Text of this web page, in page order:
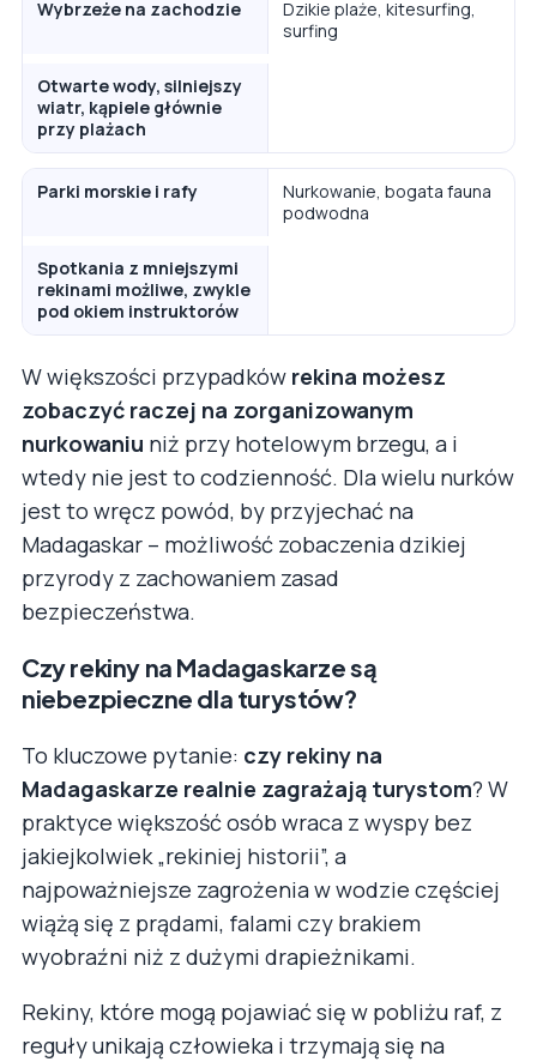
Wybrzeże na zachodzie
Dzikie plaże, kitesurfing,
surfing
Otwarte wody, silniejszy
wiatr, kąpiele głównie
przy plażach
Parki morskie i rafy
Nurkowanie, bogata fauna
podwodna
Spotkania z mniejszymi
rekinami możliwe, zwykle
pod okiem instruktorów
W większości przypadków rekina możesz
zobaczyć raczej na zorganizowanym
nurkowaniu niż przy hotelowym brzegu, a i
wtedy nie jest to codzienność. Dla wielu nurków
jest to wręcz powód, by przyjechać na
Madagaskar – możliwość zobaczenia dzikiej
przyrody z zachowaniem zasad
bezpieczeństwa.
Czy rekiny na Madagaskarze są
niebezpieczne dla turystów?
To kluczowe pytanie: czy rekiny na
Madagaskarze realnie zagrażają turystom? W
praktyce większość osób wraca z wyspy bez
jakiejkolwiek „rekiniej historii”, a
najpoważniejsze zagrożenia w wodzie częściej
wiążą się z prądami, falami czy brakiem
wyobraźni niż z dużymi drapieżnikami.
Rekiny, które mogą pojawiać się w pobliżu raf, z
reguły unikają człowieka i trzymają się na